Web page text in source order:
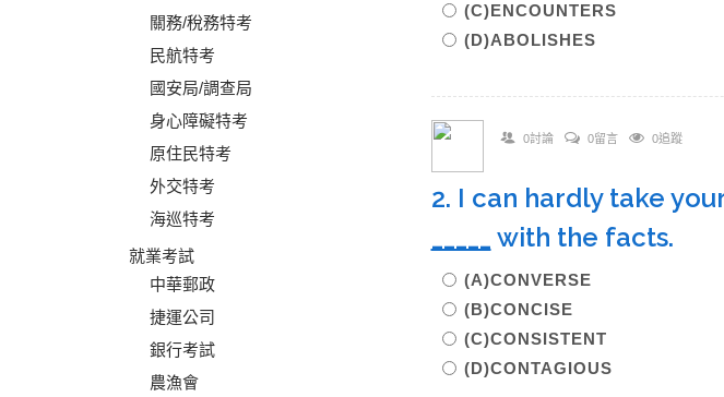
關務/稅務特考
民航特考
國安局/調查局
身心障礙特考
原住民特考
外交特考
海巡特考
就業考試
中華郵政
捷運公司
銀行考試
農漁會
(C)ENCOUNTERS
(D)ABOLISHES
0討論 0留言 0追蹤
2. I can hardly take
_____ with the facts.
(A)CONVERSE
(B)CONCISE
(C)CONSISTENT
(D)CONTAGIOUS